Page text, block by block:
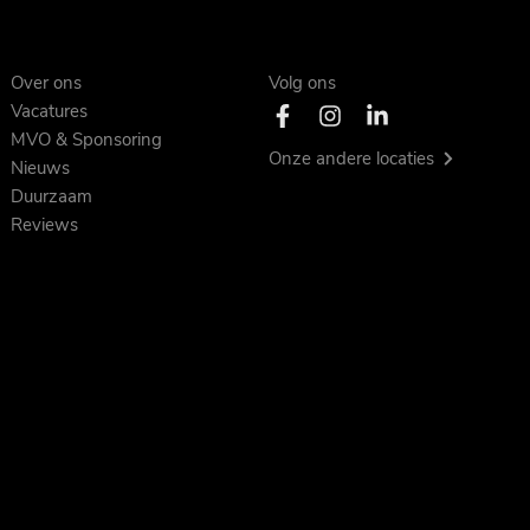
Over ons
Vacatures
MVO & Sponsoring
Nieuws
Duurzaam
Reviews
Volg ons
Onze andere locaties